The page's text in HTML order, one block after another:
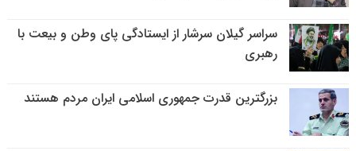
سراسر گیلان سرشار از ایستادگی پای وطن و بیعت با
رهبری
بزرگترین قدرت جمهوری اسلامی ایران مردم هستند